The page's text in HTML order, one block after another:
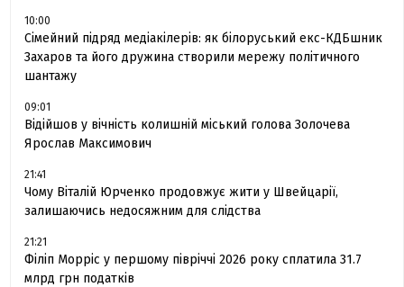
10:00
Сімейний підряд медіакілерів: як білоруський екс-КДБшник
Захаров та його дружина створили мережу політичного
шантажу
09:01
Відійшов у вічність колишній міський голова Золочева
Ярослав Максимович
21:41
Чому Віталій Юрченко продовжує жити у Швейцарії,
залишаючись недосяжним для слідства
21:21
Філіп Морріс у першому півріччі 2026 року сплатила 31.7
млрд грн податків